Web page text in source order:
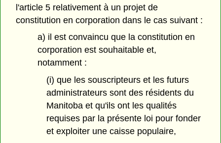
l'article 5 relativement à un projet de
constitution en corporation dans le cas suivant :
a) il est convaincu que la constitution en
corporation est souhaitable et,
notamment :
(i) que les souscripteurs et les futurs
administrateurs sont des résidents du
Manitoba et qu'ils ont les qualités
requises par la présente loi pour fonder
et exploiter une caisse populaire,